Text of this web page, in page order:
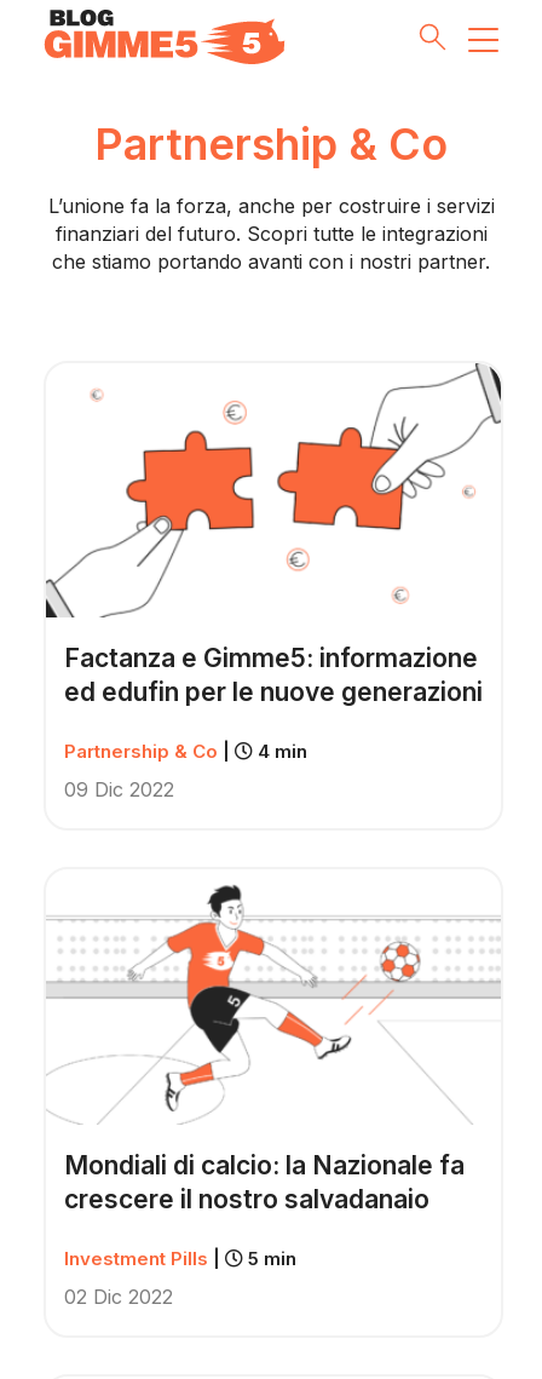
Money Tips
Investment Pills
Partnership & Co
Meet the Team
Partnership & Co
L’unione fa la forza, anche per costruire i servizi
finanziari del futuro. Scopri tutte le integrazioni
che stiamo portando avanti con i nostri partner.
Factanza e Gimme5: informazione
ed edufin per le nuove generazioni
Partnership & Co 4 min
09 Dic 2022
Mondiali di calcio: la Nazionale fa
crescere il nostro salvadanaio
Investment Pills 5 min
02 Dic 2022